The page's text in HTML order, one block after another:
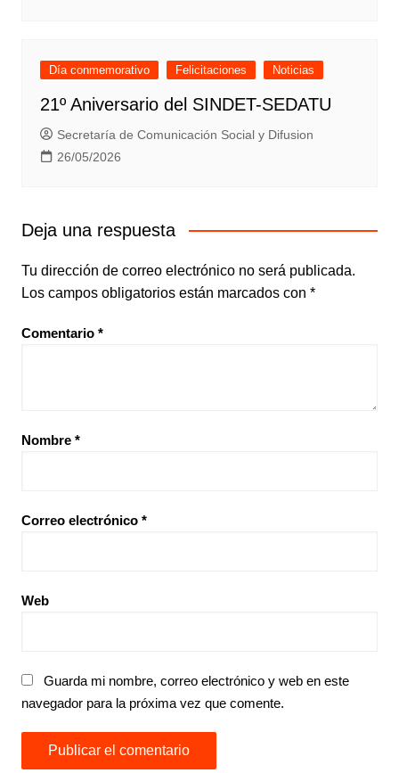
Día conmemorativo Felicitaciones Noticias
21º Aniversario del SINDET-SEDATU
Secretaría de Comunicación Social y Difusion
26/05/2026
Deja una respuesta
Tu dirección de correo electrónico no será publicada.
Los campos obligatorios están marcados con *
Comentario *
Nombre *
Correo electrónico *
Web
Guarda mi nombre, correo electrónico y web en este
navegador para la próxima vez que comente.